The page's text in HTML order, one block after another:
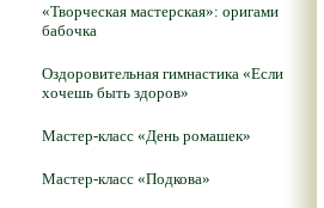
«Творческая мастерская»: оригами
бабочка
Оздоровительная гимнастика «Если
хочешь быть здоров»
Мастер-класс «День ромашек»
Мастер-класс «Подкова»